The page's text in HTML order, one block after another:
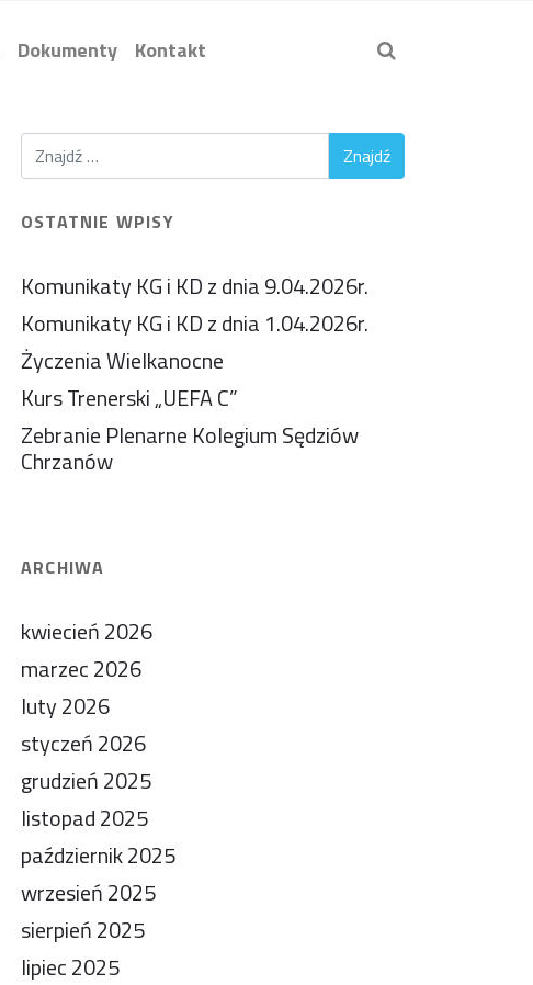
Dokumenty Kontakt
OSTATNIE WPISY
Komunikaty KG i KD z dnia 9.04.2026r.
Komunikaty KG i KD z dnia 1.04.2026r.
Życzenia Wielkanocne
Kurs Trenerski „UEFA C”
Zebranie Plenarne Kolegium Sędziów
Chrzanów
ARCHIWA
kwiecień 2026
marzec 2026
luty 2026
styczeń 2026
grudzień 2025
listopad 2025
październik 2025
wrzesień 2025
sierpień 2025
lipiec 2025